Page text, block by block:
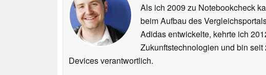
Als ich 2009 zu Notebookcheck
beim Aufbau des
Adidas entwickelte, kehrte ich
Zukunftstechnologien und bin
Devices verantwortlich.